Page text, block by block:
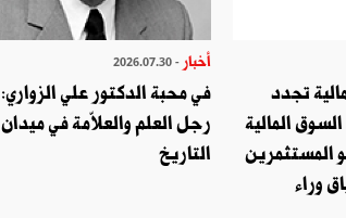
تجدد
المالية
المستثمرين
وراء
أخبار - 2026.07.30
في محبة الدكتور علي الزواري:
رجل العلم والعلاّمة في ميدان
التاريخ